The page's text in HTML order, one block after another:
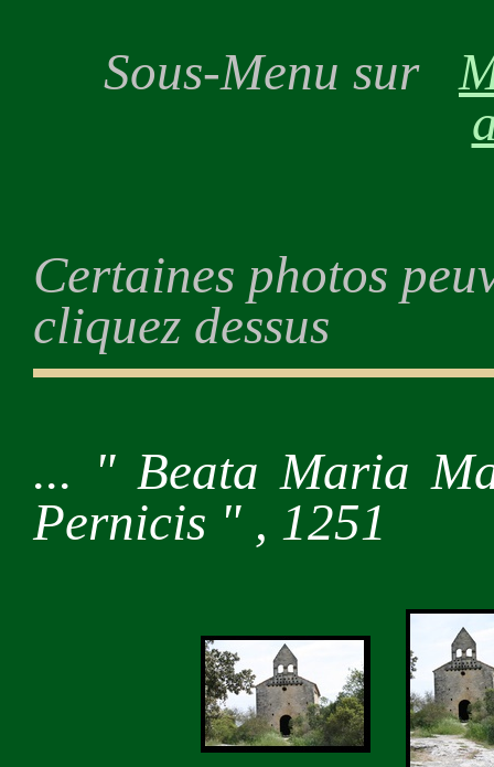
Sous-Menu sur
Certaines photos
cliquez dessus
... " Beata Maria
Pernicis " , 1251